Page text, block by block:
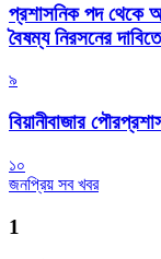
প্রশাসনিক পদ থেকে
বৈষম্য নিরসনের
৯
বিয়ানীবাজার
১০
জনপ্রিয় সব খবর
1